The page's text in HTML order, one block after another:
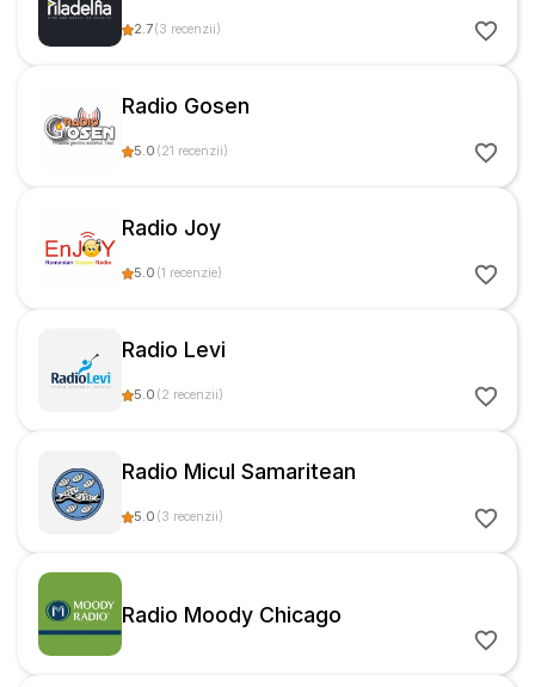
2.7(3 recenzii)
Radio Gosen
5.0 (21 recenzii)
Radio Joy
5.0 (1 recenzie)
Radio Levi
5.0 (2 recenzii)
Radio Micul Samaritean
5.0 (3 recenzii)
Radio Moody Chicago